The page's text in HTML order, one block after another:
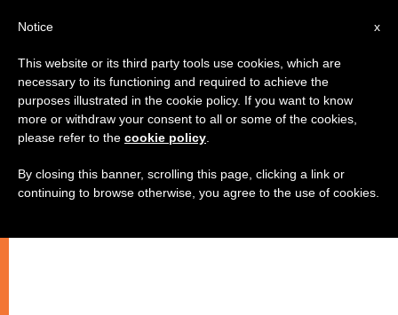
x
Notice
This website or its third party tools use cookies, which are
necessary to its functioning and required to achieve the
purposes illustrated in the cookie policy. If you want to know
more or withdraw your consent to all or some of the cookies,
please refer to the cookie policy
By closing this banner, scrolling this page, clicking a link or
continuing to browse otherwise, you agree to the use of cookies.